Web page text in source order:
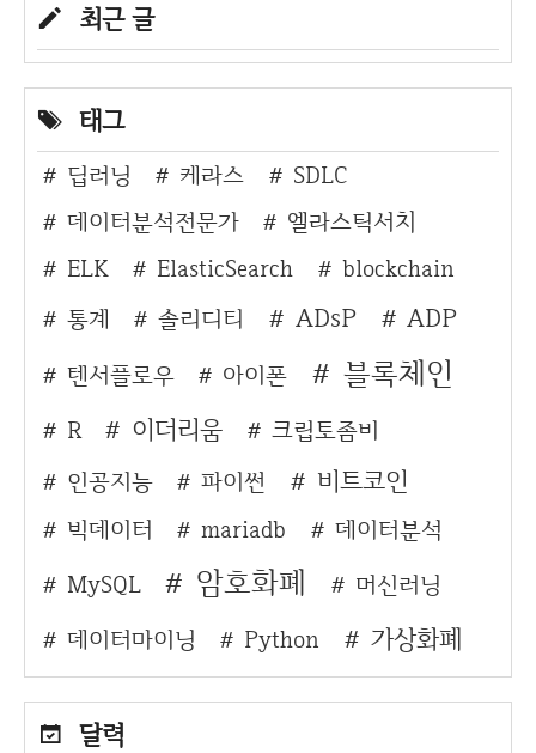
최근 글
태그
딥러닝 케라스
SDLC
데이터분석전문가
엘라스틱서치
ELK
ElasticSearch
blockchain
통계
솔리디티 ADsP ADP
텐서플로우 아이폰 블록체인
R 이더리움
크립토좀비
인공지능
파이썬 비트코인
빅데이터 mariadb
데이터분석
MySQL
암호화폐
머신러닝
데이터마이닝
Python 가상화폐
달력